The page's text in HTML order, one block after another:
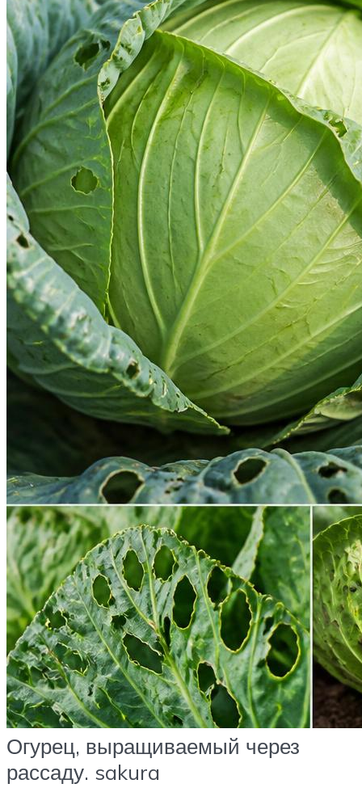
Огурец, выращиваемый через
рассаду. sakura